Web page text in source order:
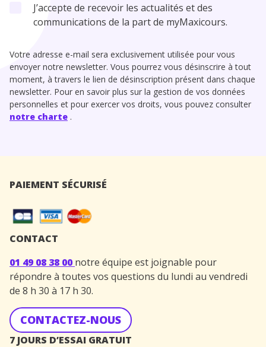
J’accepte de recevoir les actualités et des
communications de la part de myMaxicours.
Votre adresse e-mail sera exclusivement utilisée pour vous
envoyer notre newsletter. Vous pourrez vous désinscrire à tout
moment, à travers le lien de désinscription présent dans chaque
newsletter. Pour en savoir plus sur la gestion de vos données
personnelles et pour exercer vos droits, vous pouvez consulter
notre charte .
PAIEMENT SÉCURISÉ
CONTACT
01 49 08 38 00 notre équipe est joignable pour
répondre à toutes vos questions du lundi au vendredi
de 8 h 30 à 17 h 30.
CONTACTEZ-NOUS
7 JOURS D’ESSAI GRATUIT